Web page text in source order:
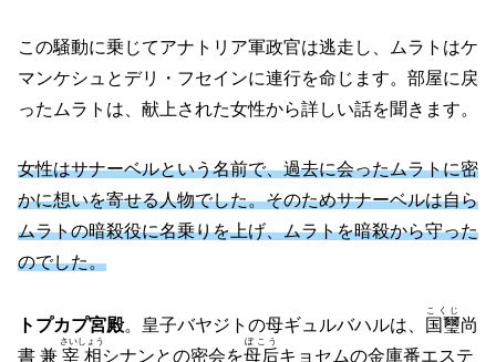
この騒動に乗じてアナトリア軍政官は逃走し、ムラトはケ
マンケシュとデリ・フセインに連行を命じます。部屋に戻
ったムラトは、献上された女性から詳しい話を聞きます。
女性はサナーベルという名前で、過去に会ったムラトに密
かに想いを寄せる人物でした。そのためサナーベルは自ら
ムラトの暗殺役に名乗りを上げ、ムラトを暗殺から守った
のでした。
トプカプ宮殿。皇子バヤジトの母ギュルバハルは、 国璽
こくじ
尚
書 兼 宰相
さいしょう
シナンとの密会を母后
ぼこう
キョセムの金庫番エステ